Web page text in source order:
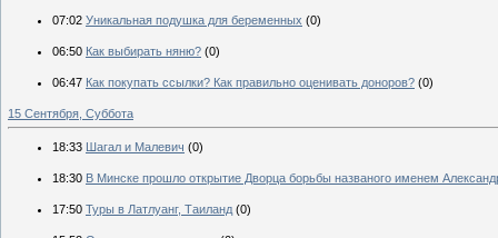
07:02 Уникальная подушка для беременных (0)
06:50 Как выбирать няню? (0)
06:47 Как покупать ссылки? Как правильно оценивать доноров? (0)
15 Сентября, Суббота
18:33 Шагал и Малевич (0)
18:30 В Минске прошло открытие Дворца борьбы названого именем
17:50 Туры в Латлуанг, Таиланд (0)